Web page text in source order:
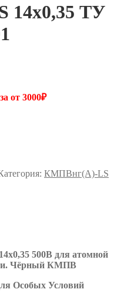
ТУ
от 3000₽
КМПВнг(А)-LS
500В для атомной
Чёрный КМПВ
Особых Условий